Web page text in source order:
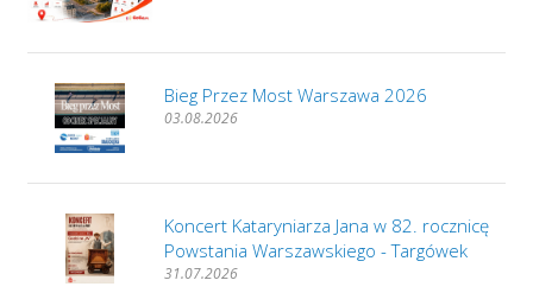
Bieg Przez Most Warszawa 2026
03.08.2026
Koncert Kataryniarza Jana w 82. rocznicę
Powstania Warszawskiego - Targówek
31.07.2026